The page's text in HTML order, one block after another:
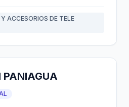
ACCESORIOS DE TELE
PANIAGUA